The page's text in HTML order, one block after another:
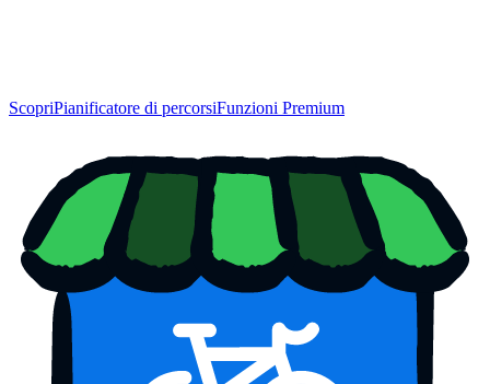
ScopriPianificatore di percorsiFunzioni Premium